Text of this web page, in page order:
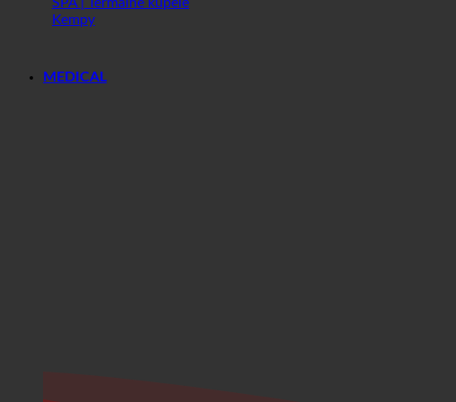
SPA | Termálne kúpele
Kempy
MEDICAL